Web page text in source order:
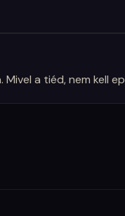
a tiéd, nem kell